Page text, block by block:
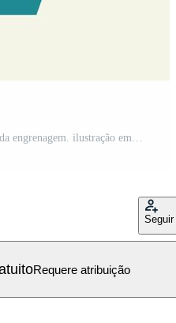
chave e chave de fenda no meio da engrenagem. ilustração em vetor ícone de serviço de reparação e manutenção Vetor Grátis
Seguir
Requere atribuição